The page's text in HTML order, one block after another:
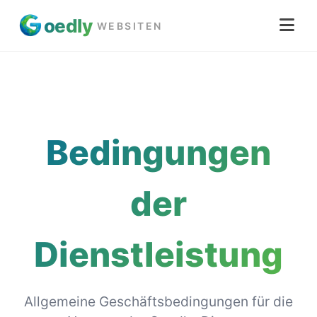
oedly WEBSITEN
Bedingungen
der
Dienstleistung
Allgemeine Geschäftsbedingungen für die